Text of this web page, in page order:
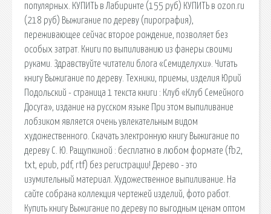
популярных. КУПИТЬ в Лабиринте (155 руб) КУПИТЬ в ozon.ru
(218 руб) Выжигание по дереву (пирография),
переживающее сейчас второе рождение, позволяет без
особых затрат. Книги по выпиливанию из фанеры своими
руками. Здравствуйте читатели блога «Семиделухи». Читать
книгу Выжигание по дереву. Техники, приемы, изделия Юрий
Подольский - страница 1 текста книги : Клуб «Клуб Семейного
Досуга», издание на русском языке При этом выпиливание
лобзиком является очень увлекательным видом
художественного. Скачать электронную книгу Выжигание по
дереву С. Ю. Ращупкиной : бесплатно в любом формате (fb2,
txt, epub, pdf, rtf) без регистрации! Дерево - это
изумительный материал. Художественное выпиливание. На
сайте собрана коллекция чертежей изделий, фото работ.
Купить книгу Выжигание по дереву по выгодным ценам оптом